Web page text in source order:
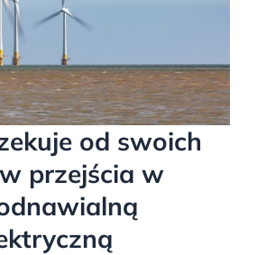
od swoich
przejścia w